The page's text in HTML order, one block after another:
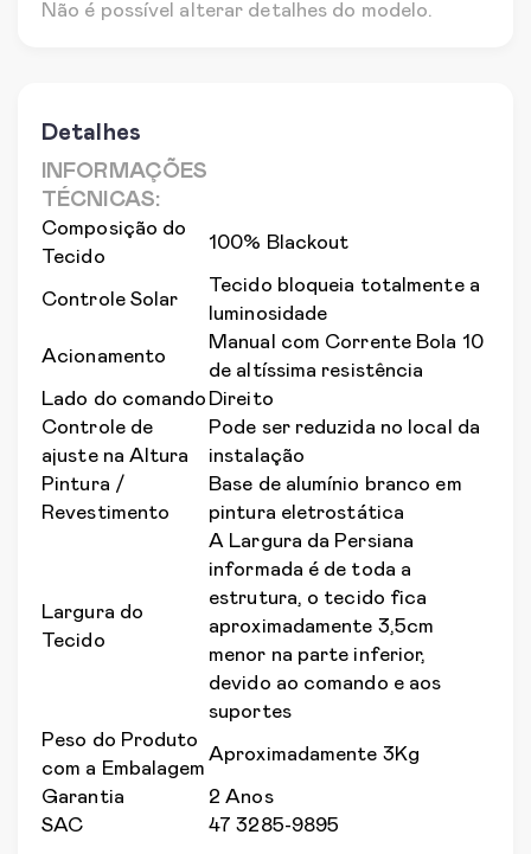
Não é possível alterar detalhes do modelo.
Detalhes
INFORMAÇÕES
TÉCNICAS:
Composição do
Tecido
100% Blackout
Controle Solar
Tecido bloqueia totalmente a
luminosidade
Acionamento
Manual com Corrente Bola 10
de altíssima resistência
Lado do comando Direito
Controle de
ajuste na Altura
Pode ser reduzida no local da
instalação
Pintura /
Revestimento
Base de alumínio branco em
pintura eletrostática
Largura do
Tecido
A Largura da Persiana
informada é de toda a
estrutura, o tecido fica
aproximadamente 3,5cm
menor na parte inferior,
devido ao comando e aos
suportes
Peso do Produto
com a Embalagem
Aproximadamente 3Kg
Garantia
2 Anos
SAC
47 3285-9895